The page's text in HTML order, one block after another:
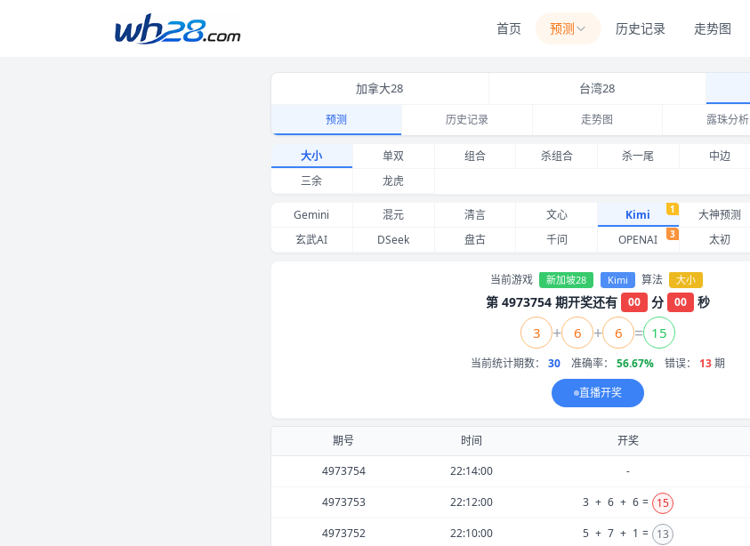
首页 预测 历史记录 走势图
加拿大28 台湾28
预测 历史记录 走势图 露珠分析
新加坡28大小预测 Kimi 近期命中记录与准确率
大小 单双 组合 杀组合 杀一尾 中边
三余
龙虎
Gemini 混元 清言 文心 Kimi 1 大神预测
玄武AI DSeek 盘古 千问 OPENAI 3 太初
当前游戏 新加坡28 Kimi 算法 大小
第 4973754 期开奖还有 00 分 00 秒
3 + 6 + 6 = 15
当前统计期数： 30 准确率： 56.67% 错误： 13期
直播开奖
期号 时间 开奖
4973754
22:14:00 -
4973753 22:12:00 3 + 6 + 6 = 15
4973752 22:10:00 5 + 7 + 1 = 13